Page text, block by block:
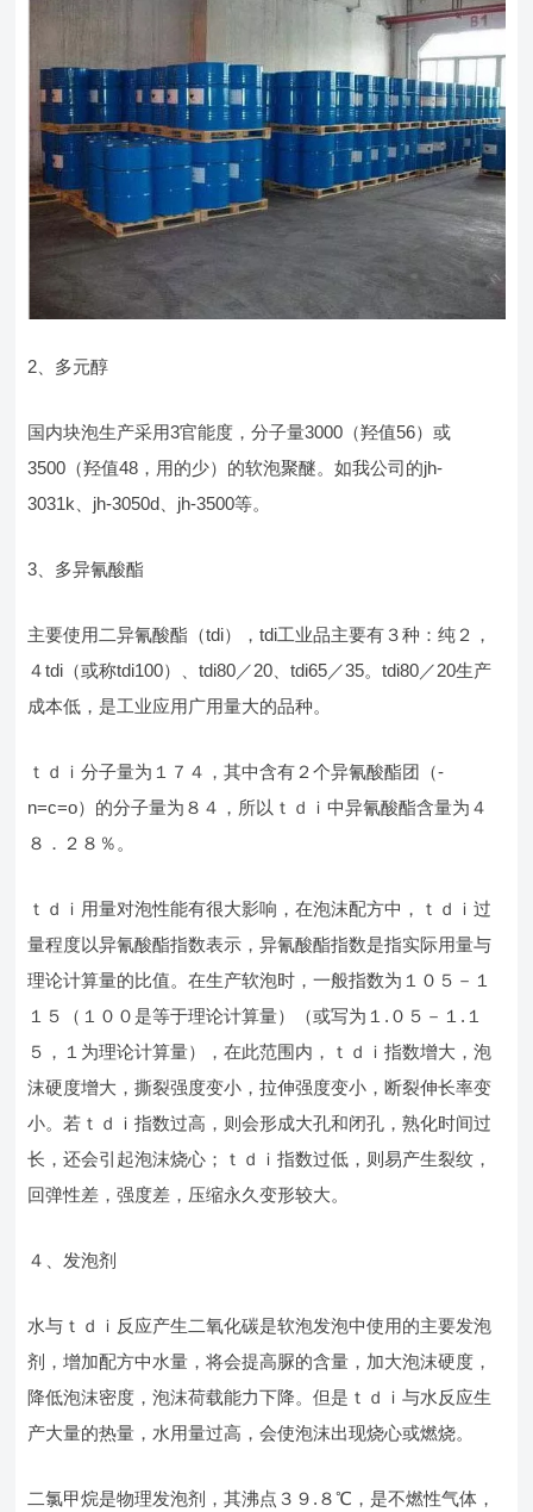
2、多元醇
国内块泡生产采用3官能度，分子量3000（羟值56）或
3500（羟值48，用的少）的软泡聚醚。如我公司的jh-
3031k、jh-3050d、jh-3500等。
3、多异氰酸酯
主要使用二异氰酸酯（tdi），tdi工业品主要有３种：纯２，
４tdi（或称tdi100）、tdi80／20、tdi65／35。tdi80／20生产
成本低，是工业应用广用量大的品种。
ｔｄｉ分子量为１７４，其中含有２个异氰酸酯团（-
n=c=o）的分子量为８４，所以ｔｄｉ中异氰酸酯含量为４
８．２８％。
ｔｄｉ用量对泡性能有很大影响，在泡沫配方中，ｔｄｉ过
量程度以异氰酸酯指数表示，异氰酸酯指数是指实际用量与
理论计算量的比值。在生产软泡时，一般指数为１０５－１
１５（１００是等于理论计算量）（或写为１.０５－１.１
５，１为理论计算量），在此范围内，ｔｄｉ指数增大，泡
沫硬度增大，撕裂强度变小，拉伸强度变小，断裂伸长率变
小。若ｔｄｉ指数过高，则会形成大孔和闭孔，熟化时间过
长，还会引起泡沫烧心；ｔｄｉ指数过低，则易产生裂纹，
回弹性差，强度差，压缩永久变形较大。
４、发泡剂
水与ｔｄｉ反应产生二氧化碳是软泡发泡中使用的主要发泡
剂，增加配方中水量，将会提高脲的含量，加大泡沫硬度，
降低泡沫密度，泡沫荷载能力下降。但是ｔｄｉ与水反应生
产大量的热量，水用量过高，会使泡沫出现烧心或燃烧。
二氯甲烷是物理发泡剂，其沸点３９.８℃，是不燃性气体，